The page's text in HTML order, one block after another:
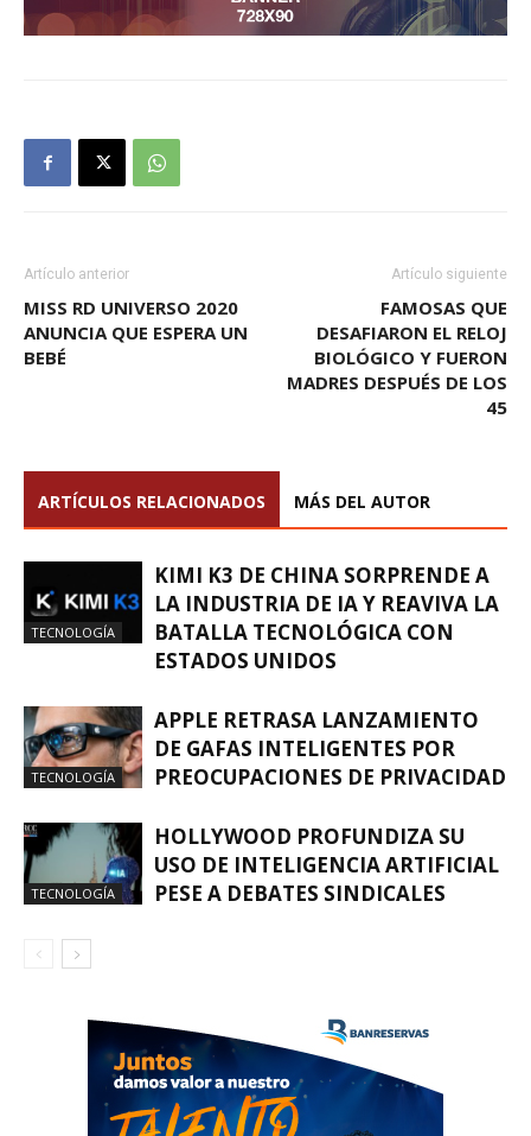
Artículo anterior
MISS RD UNIVERSO 2020
ANUNCIA QUE ESPERA UN
BEBÉ
Artículo siguiente
FAMOSAS QUE
DESAFIARON EL RELOJ
BIOLÓGICO Y FUERON
MADRES DESPUÉS DE LOS
45
ARTÍCULOS RELACIONADOS MÁS DEL AUTOR
TECNOLOGÍA
KIMI K3 DE CHINA SORPRENDE A
LA INDUSTRIA DE IA Y REAVIVA LA
BATALLA TECNOLÓGICA CON
ESTADOS UNIDOS
TECNOLOGÍA
APPLE RETRASA LANZAMIENTO
DE GAFAS INTELIGENTES POR
PREOCUPACIONES DE PRIVACIDAD
TECNOLOGÍA
HOLLYWOOD PROFUNDIZA SU
USO DE INTELIGENCIA ARTIFICIAL
PESE A DEBATES SINDICALES